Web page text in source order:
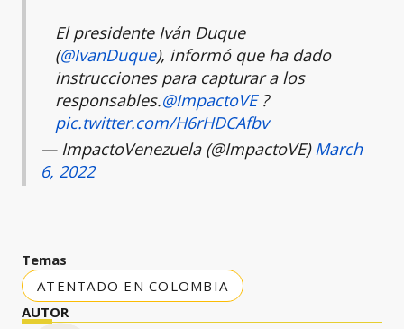
El presidente Iván Duque
(@IvanDuque), informó que ha dado
instrucciones para capturar a los
responsables.@ImpactoVE?
pic.twitter.com/H6rHDCAfbv
— ImpactoVenezuela (@ImpactoVE) March
6, 2022
Temas
ATENTADO EN COLOMBIA
AUTOR